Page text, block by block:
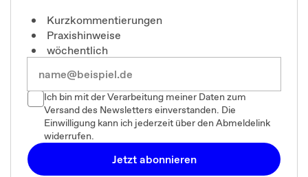
Kurzkommentierungen
Praxishinweise
wöchentlich
Ich bin mit der Verarbeitung meiner Daten zum
Versand des Newsletters einverstanden. Die
Einwilligung kann ich jederzeit über den Abmeldelink
widerrufen.
Jetzt abonnieren